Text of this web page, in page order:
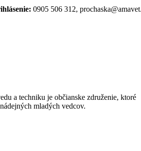
0905 506 312,
a techniku je občianske združenie, ktoré
mladých vedcov.